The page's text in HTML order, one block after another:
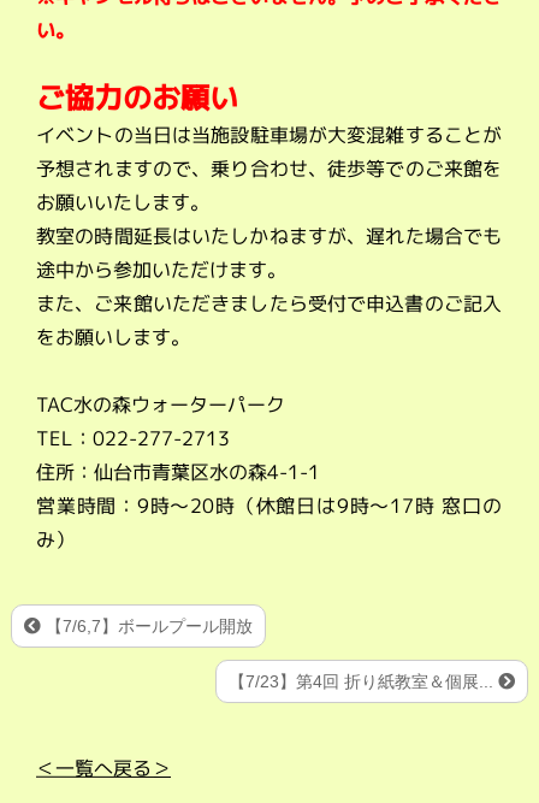
い。
ご協力のお願い
イベントの当日は当施設駐車場が大変混雑することが
予想されますので、乗り合わせ、徒歩等でのご来館を
お願いいたします。
教室の時間延長はいたしかねますが、遅れた場合でも
途中から参加いただけます。
また、ご来館いただきましたら受付で申込書のご記入
をお願いします。
TAC水の森ウォーターパーク
TEL：022-277-2713
住所：仙台市青葉区水の森4-1-1
営業時間：9時～20時（休館日は9時～17時 窓口の
み）
【7/6,7】ボールプール開放
【7/23】第4回 折り紙教室＆個展...
＜一覧へ戻る＞